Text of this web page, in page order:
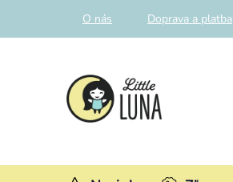
obsah
O nás Doprava a platba